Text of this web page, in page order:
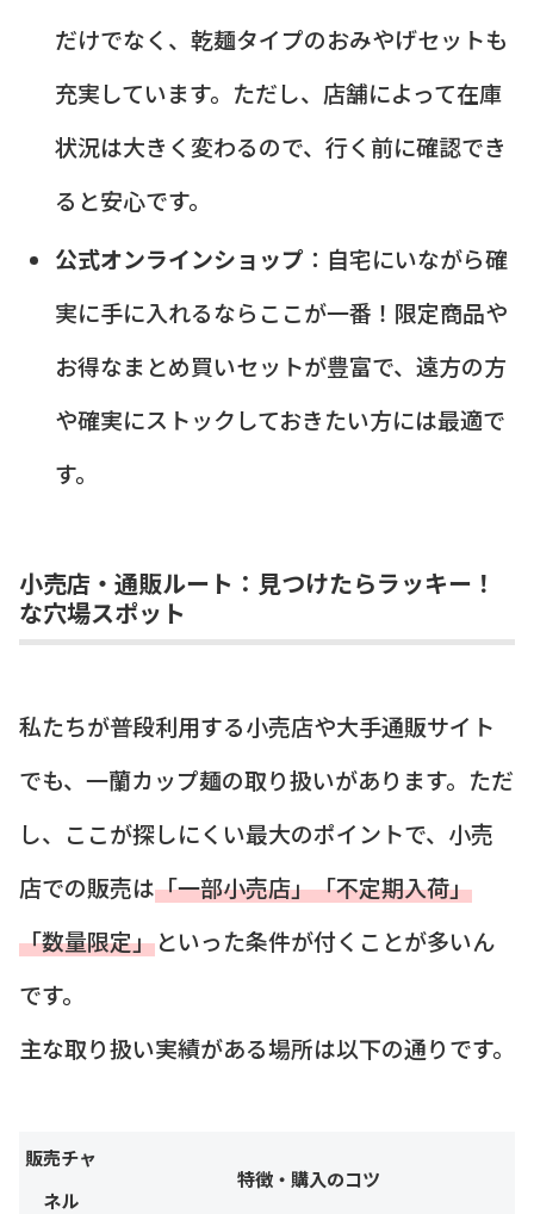
だけでなく、乾麺タイプのおみやげセットも
充実しています。ただし、店舗によって在庫
状況は大きく変わるので、行く前に確認でき
ると安心です。
公式オンラインショップ ：自宅にいながら確
実に手に入れるならここが一番！限定商品や
お得なまとめ買いセットが豊富で、遠方の方
や確実にストックしておきたい方には最適で
す。
小売店・通販ルート：見つけたらラッキー！
な穴場スポット
私たちが普段利用する小売店や大手通販サイト
でも、一蘭カップ麺の取り扱いがあります。ただ
し、ここが探しにくい最大のポイントで、小売
店での販売は「一部小売店」「不定期入荷」
「数量限定」といった条件が付くことが多いん
です。
主な取り扱い実績がある場所は以下の通りです。
販売チャ
ネル
特徴・購入のコツ